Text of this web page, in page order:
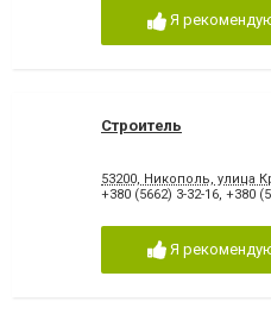
Я
Строитель
53200, Никополь, улица
+380 (5662) 3-32-16, +380
Я